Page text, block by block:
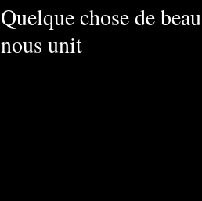
Quelque chose de beau
nous unit